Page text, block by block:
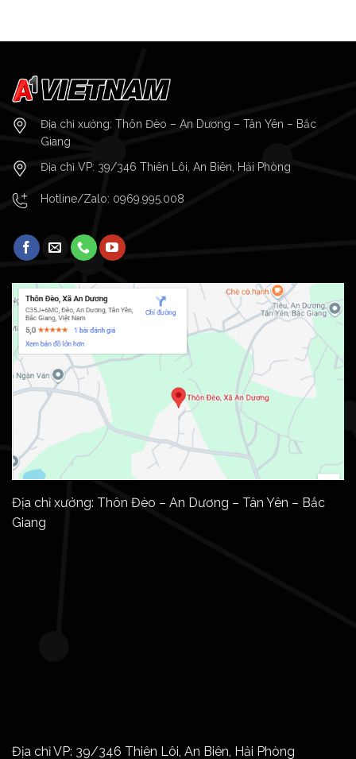
Địa chỉ xưởng: Thôn Đèo – An Dương – Tân Yên – Bắc
Giang
Địa chỉ VP: 39/346 Thiên Lôi, An Biên, Hải Phòng
Hotline/Zalo: 0969.995.008
Địa chỉ xưởng: Thôn Đèo – An Dương – Tân Yên – Bắc
Giang
Địa chỉ VP: 39/346 Thiên Lôi, An Biên, Hải Phòng